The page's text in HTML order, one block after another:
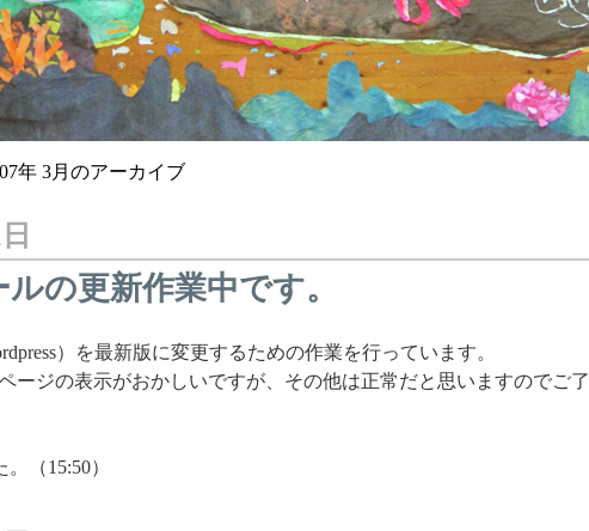
年 3月のアーカイブ
の更新作業中です。
）を最新版に変更するための作業を行っています。
ージの表示がおかしいですが、その他は正常だと思いますのでご了
（15:50）